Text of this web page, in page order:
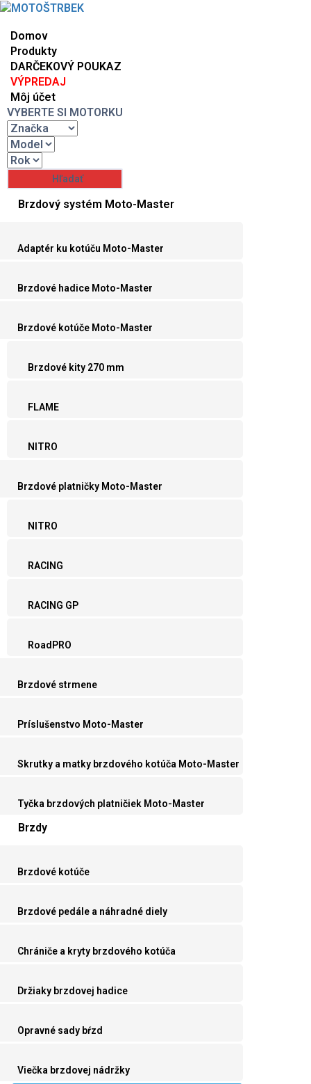
Domov
Produkty
DARČEKOVÝ POUKAZ
VÝPREDAJ
Môj účet
VYBERTE SI MOTORKU
Brzdový systém Moto-Master
Adaptér ku kotúču Moto-Master
Brzdové hadice Moto-Master
Brzdové kotúče Moto-Master
Brzdové kity 270 mm
FLAME
NITRO
Brzdové platničky Moto-Master
NITRO
RACING
RACING GP
RoadPRO
Brzdové strmene
Príslušenstvo Moto-Master
Skrutky a matky brzdového kotúča Moto-Master
Tyčka brzdových platničiek Moto-Master
Brzdy
Brzdové kotúče
Brzdové pedále a náhradné diely
Chrániče a kryty brzdového kotúča
Držiaky brzdovej hadice
Opravné sady bŕzd
Viečka brzdovej nádržky